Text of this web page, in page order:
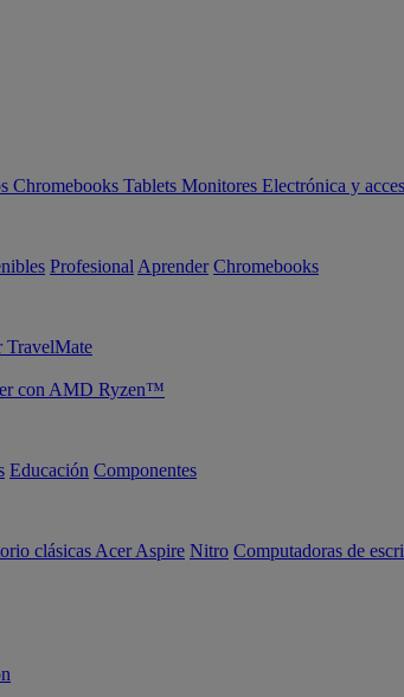
Chromebooks Tablets Monitores Electrónica y
Profesional Aprender Chromebooks
TravelMate
con AMD Ryzen™
Educación Componentes
clásicas Acer Aspire Nitro Computadoras de